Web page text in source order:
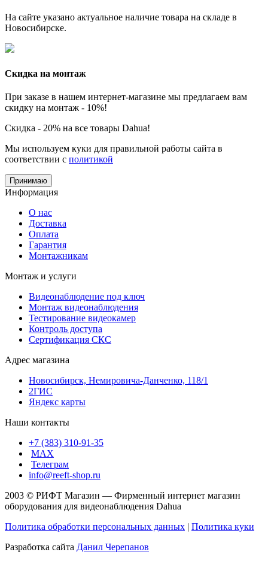
На сайте указано актуальное наличие товара на складе в
Новосибирске.
Скидка на монтаж
При заказе в нашем интернет-магазине мы предлагаем вам
скидку на монтаж - 10%!
Скидка - 20% на все товары Dahua!
Мы используем куки для правильной работы сайта в
соответствии с политикой
Принимаю
Информация
О нас
Доставка
Оплата
Гарантия
Монтажникам
Монтаж и услуги
Видеонаблюдение под ключ
Монтаж видеонаблюдения
Тестирование видеокамер
Контроль доступа
Сертификация СКС
Адрес магазина
Новосибирск, Немировича-Данченко, 118/1
2ГИС
Яндекс карты
Наши контакты
+7 (383) 310-91-35
МАХ
Телеграм
info@reeft-shop.ru
2003 © РИФТ Магазин — Фирменный интернет магазин
оборудования для видеонаблюдения Dahua
Политика обработки персональных данных | Политика куки
Разработка сайта Данил Черепанов